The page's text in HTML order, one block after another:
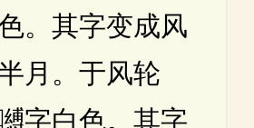
。其字变成风
月。于风轮
字白色。其字